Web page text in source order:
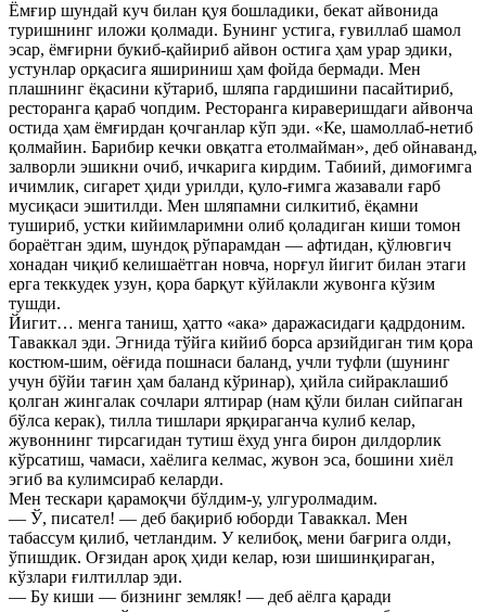
Ёмғир шундай куч билан қуя бошладики, бекат айвонида
туришнинг иложи қолмади. Бунинг устига, ғувиллаб шамол
эсар, ёмғирни букиб-қайириб айвон остига ҳам урар эдики,
устунлар орқасига яшириниш ҳам фойда бермади. Мен
плашнинг ёқасини кўтариб, шляпа гардишини пасайтириб,
ресторанга қараб чопдим. Ресторанга кираверишдаги айвонча
остида ҳам ёмғирдан қочганлар кўп эди. «Ке, шамоллаб-нетиб
қолмайин. Барибир кечки овқатга етолмайман», деб ойнаванд,
залворли эшикни очиб, ичкарига кирдим. Табиий, димоғимга
ичимлик, сигарет ҳиди урилди, қуло-ғимга жазавали ғарб
мусиқаси эшитилди. Мен шляпамни силкитиб, ёқамни
тушириб, устки кийимларимни олиб қоладиган киши томон
бораётган эдим, шундоқ рўпарамдан — афтидан, қўлювгич
хонадан чиқиб келишаётган новча, норғул йигит билан этаги
ерга теккудек узун, қора барқут кўйлакли жувонга кўзим
тушди.
Йигит… менга таниш, ҳатто «ака» даражасидаги қадрдоним.
Таваккал эди. Эгнида тўйга кийиб борса арзийдиган тим қора
костюм-шим, оёғида пошнаси баланд, учли туфли (шунинг
учун бўйи тағин ҳам баланд кўринар), ҳийла сийраклашиб
қолган жингалак сочлари ялтирар (нам қўли билан сийпаган
бўлса керак), тилла тишлари ярқираганча кулиб келар,
жувоннинг тирсагидан тутиш ёхуд унга бирон дилдорлик
кўрсатиш, чамаси, хаёлига келмас, жувон эса, бошини хиёл
эгиб ва кулимсираб келарди.
Мен тескари қарамоқчи бўлдим-у, улгуролмадим.
— Ў, писател! — деб бақириб юборди Таваккал. Мен
табассум қилиб, четландим. У келибоқ, мени бағрига олди,
ўпишдик. Оғзидан ароқ ҳиди келар, юзи шишинқираган,
кўзлари ғилтиллар эди.
— Бу киши — бизнинг земляк! — деб аёлга қаради